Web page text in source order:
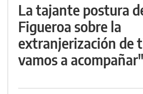
La tajante postura
Figueroa sobre la
extranjerización de
vamos a acompañar"